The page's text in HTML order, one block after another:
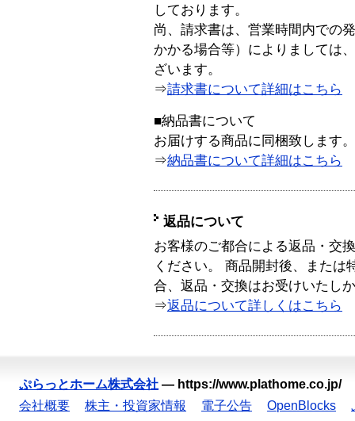
しております。
尚、請求書は、営業時間内での
かかる場合等）によりましては
ざいます。
⇒請求書について詳細はこちら
■納品書について
お届けする商品に同梱致します。
⇒納品書について詳細はこちら
返品について
お客様のご都合による返品・交
ください。 商品開封後、または
合、返品・交換はお受けいたし
⇒返品について詳しくはこちら
ぷらっとホーム株式会社 — https://www.plathome.co.jp/
会社概要
株主・投資家情報 電子公告 OpenBlocks